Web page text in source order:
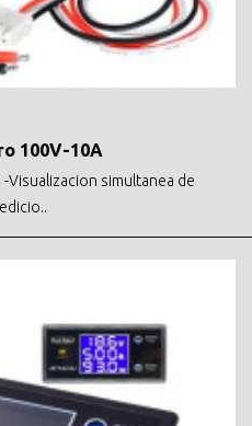
100V-10A
Visualizacion simultanea de